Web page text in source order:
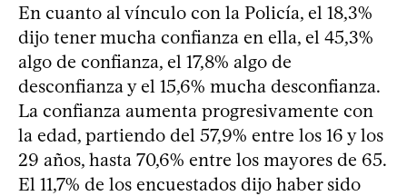
En cuanto al vínculo con la Policía, el 18,3%
dijo tener mucha confianza en ella, el 45,3%
algo de confianza, el 17,8% algo de
desconfianza y el 15,6% mucha desconfianza.
La confianza aumenta progresivamente con
la edad, partiendo del 57,9% entre los 16 y los
29 años, hasta 70,6% entre los mayores de 65.
El 11,7% de los encuestados dijo haber sido